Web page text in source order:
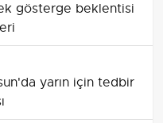
gösterge beklentisi
yarın için tedbir